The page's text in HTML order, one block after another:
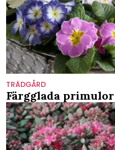
TRÄDGÅRD
Färgglada